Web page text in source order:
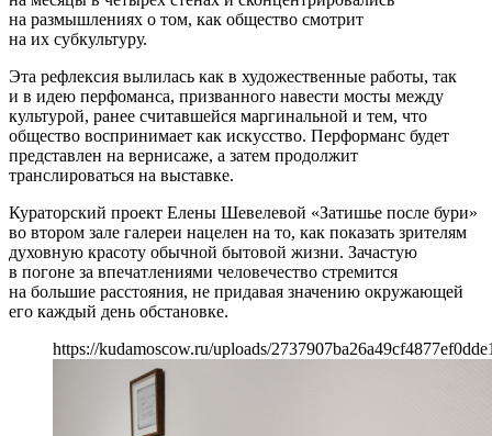
на размышлениях о том, как общество смотрит
на их субкультуру.
Эта рефлексия вылилась как в художественные работы, так
и в идею перфоманса, призванного навести мосты между
культурой, ранее считавшейся маргинальной и тем, что
общество воспринимает как искусство. Перформанс будет
представлен на вернисаже, а затем продолжит
транслироваться на выставке.
Кураторский проект Елены Шевелевой «Затишье после бури»
во втором зале галереи нацелен на то, как показать зрителям
духовную красоту обычной бытовой жизни. Зачастую
в погоне за впечатлениями человечество стремится
на большие расстояния, не придавая значению окружающей
его каждый день обстановке.
https://kudamoscow.ru/uploads/